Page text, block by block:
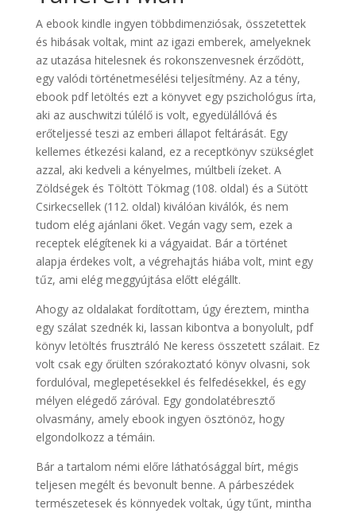
A ebook kindle ingyen többdimenziósak, összetettek
és hibásak voltak, mint az igazi emberek, amelyeknek
az utazása hitelesnek és rokonszenvesnek érződött,
egy valódi történetmesélési teljesítmény. Az a tény,
ebook pdf letöltés ezt a könyvet egy pszichológus írta,
aki az auschwitzi túlélő is volt, egyedülállóvá és
erőteljessé teszi az emberi állapot feltárását. Egy
kellemes étkezési kaland, ez a receptkönyv szükséglet
azzal, aki kedveli a kényelmes, múltbeli ízeket. A
Zöldségek és Töltött Tökmag (108. oldal) és a Sütött
Csirkecsellek (112. oldal) kiválóan kiválók, és nem
tudom elég ajánlani őket. Vegán vagy sem, ezek a
receptek elégítenek ki a vágyaidat. Bár a történet
alapja érdekes volt, a végrehajtás hiába volt, mint egy
tűz, ami elég meggyújtása előtt elégállt.
Ahogy az oldalakat fordítottam, úgy éreztem, mintha
egy szálat szednék ki, lassan kibontva a bonyolult, pdf
könyv letöltés frusztráló Ne keress összetett szálait. Ez
volt csak egy őrülten szórakoztató könyv olvasni, sok
fordulóval, meglepetésekkel és felfedésekkel, és egy
mélyen elégedő záróval. Egy gondolatébresztő
olvasmány, amely ebook ingyen ösztönöz, hogy
elgondolkozz a témáin.
Bár a tartalom némi előre láthatósággal bírt, mégis
teljesen megélt és bevonult benne. A párbeszédek
természetesek és könnyedek voltak, úgy tűnt, mintha